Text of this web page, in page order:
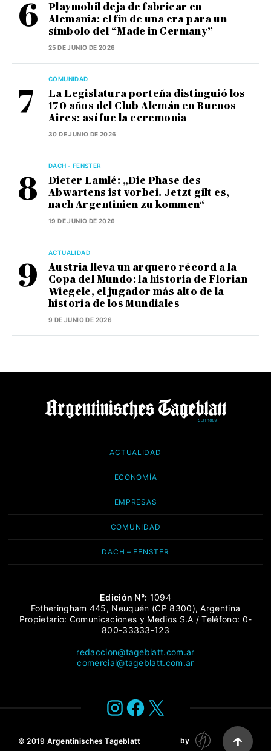
Playmobil deja de fabricar en
Alemania: el fin de una era para un
símbolo del “Made in Germany”
25 DE JUNIO DE 2026
COMUNIDAD
La Legislatura porteña distinguió los
170 años del Club Alemán en Buenos
Aires: así fue la ceremonia
30 DE JUNIO DE 2026
DACH - FENSTER
Dieter Lamlé: „Die Phase des
Abwartens ist vorbei. Jetzt gilt es,
nach Argentinien zu kommen“
19 DE JUNIO DE 2026
ACTUALIDAD
Austria lleva un arquero récord a la
Copa del Mundo: la historia de Florian
Wiegele, el jugador más alto de la
historia de los Mundiales
9 DE JUNIO DE 2026
ACTUALIDAD
ECONOMÍA
EMPRESAS
COMUNIDAD
DACH – FENSTER
Edición N°: 1094
Fotheringham 445, Neuquén (CP 8300), Argentina
Propietario: Comunicaciones y Medios S.A / Teléfono: 0-
800-33333-123
redaccion@tageblatt.com.ar
comercial@tageblatt.com.ar
Instagram
Facebook
X
© 2019 Argentinisches Tageblatt by